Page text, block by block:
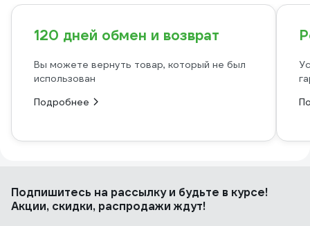
120 дней обмен и возврат
Вы можете вернуть товар, который не был
использован
Подробнее
Подпишитесь на рассылкуи будьте в курсе!
Акции, скидки, распродажи ждут!